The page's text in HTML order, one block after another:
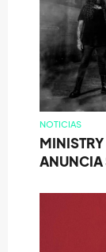
NOTICIAS
ANUNCIA